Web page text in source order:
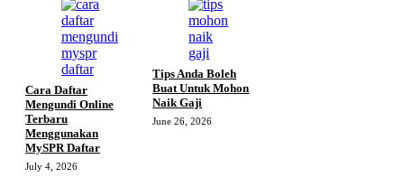
Cara Daftar
Mengundi Online
Terbaru
Menggunakan
MySPR Daftar
July 4, 2026
Tips Anda Boleh
Buat Untuk Mohon
Naik Gaji
June 26, 2026